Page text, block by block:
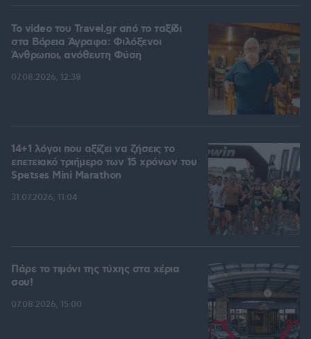
To video του Travel.gr από το ταξίδι
στα Βόρεια Άγραφα: Φιλόξενοι
Άνθρωποι, ανόθευτη Φύση
07.08.2026, 12:38
14+1 λόγοι που αξίζει να ζήσεις το
επετειακό τριήμερο των 15 χρόνων του
Spetses Mini Marathon
31.07.2026, 11:04
Πάρε το τιμόνι της τύχης στα χέρια
σου!
07.08.2026, 15:00